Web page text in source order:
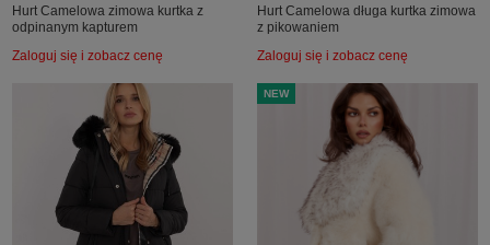
Hurt Camelowa zimowa kurtka z
odpinanym kapturem
Zaloguj się i zobacz cenę
Hurt Camelowa długa kurtka zimowa
z pikowaniem
Zaloguj się i zobacz cenę
NEW